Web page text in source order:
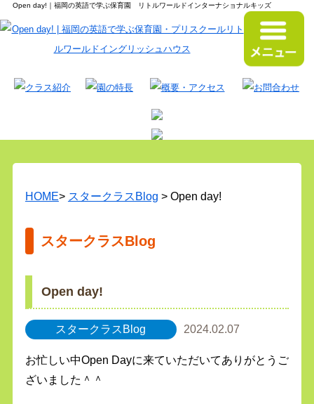
Open day!｜福岡の英語で学ぶ保育園 リトルワールドインターナショナルキッズ
HOME> スタークラスBlog > Open day!
スタークラスBlog
Open day!
スタークラスBlog 2024.02.07
お忙しい中Open Dayに来ていただいてありがとうご
ざいました＾＾